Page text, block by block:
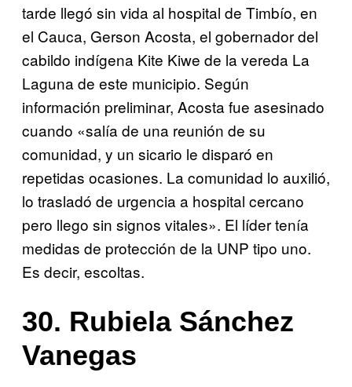
tarde llegó sin vida al hospital de Timbío, en
el Cauca, Gerson Acosta, el gobernador del
cabildo indígena Kite Kiwe de la vereda La
Laguna de este municipio. Según
información preliminar, Acosta fue asesinado
cuando «salía de una reunión de su
comunidad, y un sicario le disparó en
repetidas ocasiones. La comunidad lo auxilió,
lo trasladó de urgencia a hospital cercano
pero llego sin signos vitales». El líder tenía
medidas de protección de la UNP tipo uno.
Es decir, escoltas.
30. Rubiela Sánchez
Vanegas